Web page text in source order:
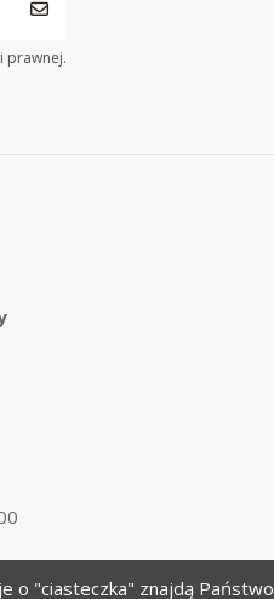
prawnej.
o "ciasteczka" znajdą Państwo